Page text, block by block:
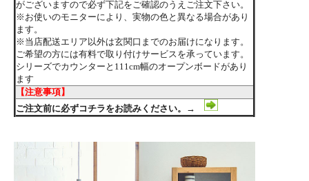
がございますので必ず下記をご確認のうえご注文下さい。
※お使いのモニターにより、実物の色と異なる場合があり
ます。
※当店配送エリア以外は玄関口までのお届けになります。
ご希望の方には有料で取り付けサービスを承っています。
シリーズでカウンターと111cm幅のオープンボードがあり
ます
【注意事項】
ご注文前に必ずコチラをお読みください。→